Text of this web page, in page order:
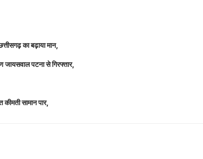
का बढ़ाया मान,
जायसवाल पटना से गिरफ्तार,
सामान पार,